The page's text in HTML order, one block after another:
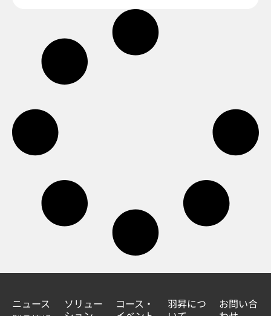
ニュース
ソリュー
コース・
羽昇につ
お問い合